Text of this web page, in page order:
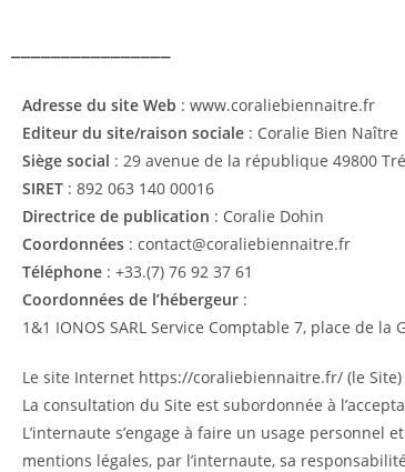
Adresse du site Web : www.coraliebiennaitre.fr
Editeur du site/raison sociale : Coralie Bien Naître
Siège social : 29 avenue de la république 49800
SIRET : 892 063 140 00016
Directrice de publication : Coralie Dohin
Coordonnées : contact@coraliebiennaitre.fr
Téléphone : +33.(7) 76 92 37 61
Coordonnées de l’hébergeur :
1&1 IONOS SARL Service Comptable 7, place de la
Le site Internet https://coraliebiennaitre.fr/ (le Site)
La consultation du Site est subordonnée à
L’internaute s’engage à faire un usage
mentions légales, par l’internaute, sa